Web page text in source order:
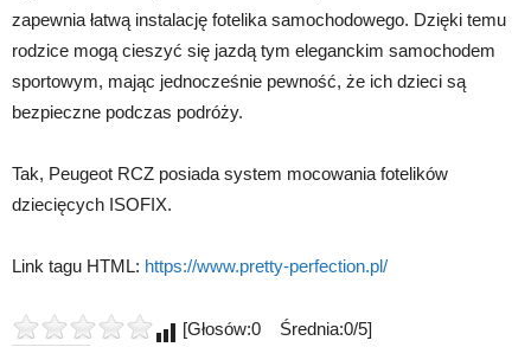
zapewnia łatwą instalację fotelika samochodowego. Dzięki temu
rodzice mogą cieszyć się jazdą tym eleganckim samochodem
sportowym, mając jednocześnie pewność, że ich dzieci są
bezpieczne podczas podróży.
Tak, Peugeot RCZ posiada system mocowania fotelików
dziecięcych ISOFIX.
Link tagu HTML: https://www.pretty-perfection.pl/
[Głosów:0 Średnia:0/5]